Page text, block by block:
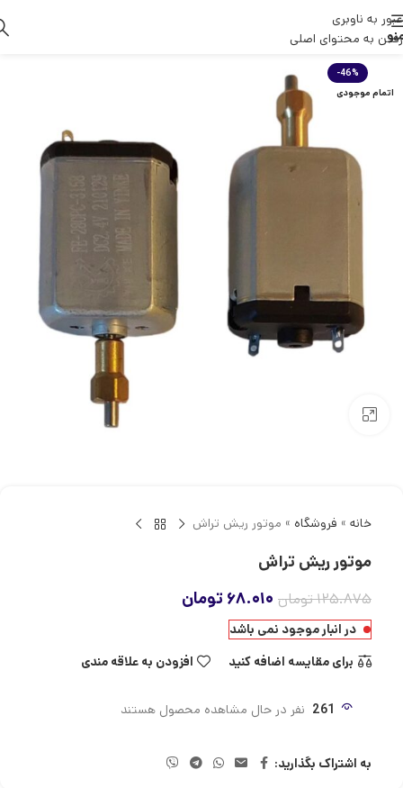
عبور به ناوبری
رفتن به محتوای اصلی
-46%
اتمام موجودی
خانه » فروشگاه » موتور ریش تراش
موتور ریش تراش
۱۲۵.۸۷۵تومان ۶۸.۰۱۰ تومان
در انبار موجود نمی باشد
برای مقایسه اضافه کنید
افزودن به علاقه مندی
261 نفر در حال مشاهده محصول هستند
به اشتراک بگذارید: